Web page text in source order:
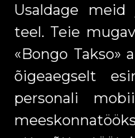
Usaldage
teel. Teie
«Bongo Takso»
õigeaegselt
personali